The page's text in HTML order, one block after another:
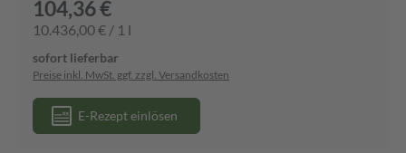
104,36 €
10.436,00 € / 1 l
sofort lieferbar
Preise inkl. MwSt. ggf. zzgl. Versandkosten
E-Rezept einlösen